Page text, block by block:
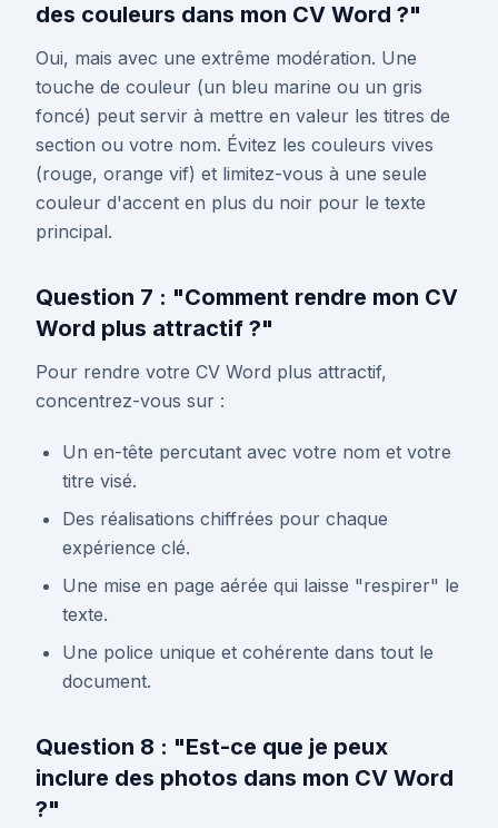
des couleurs dans mon CV Word ?"
Oui, mais avec une extrême modération. Une
touche de couleur (un bleu marine ou un gris
foncé) peut servir à mettre en valeur les titres de
section ou votre nom. Évitez les couleurs vives
(rouge, orange vif) et limitez-vous à une seule
couleur d'accent en plus du noir pour le texte
principal.
Question 7 : "Comment rendre mon CV
Word plus attractif ?"
Pour rendre votre CV Word plus attractif,
concentrez-vous sur :
Un en-tête percutant avec votre nom et votre
titre visé.
Des réalisations chiffrées pour chaque
expérience clé.
Une mise en page aérée qui laisse "respirer" le
texte.
Une police unique et cohérente dans tout le
document.
Question 8 : "Est-ce que je peux
inclure des photos dans mon CV Word
?"